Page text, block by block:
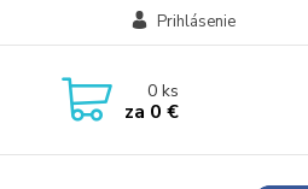
Prihlásenie
0ks
za 0 €